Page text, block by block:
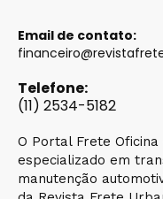
Email de contato:
Telefone:
(11) 2534-5182
O Portal Frete
especializado em
manutenção